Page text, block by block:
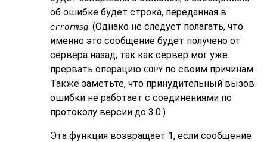
об ошибке будет строка, переданная в
errormsg. (Однако не следует полагать, что
именно это сообщение будет получено от
сервера назад, так как сервер мог уже
прервать операцию COPY по своим причинам.
Также заметьте, что принудительный вызов
ошибки не работает с соединениями по
протоколу версии до 3.0.)
Эта функция возвращает 1, если сообщение